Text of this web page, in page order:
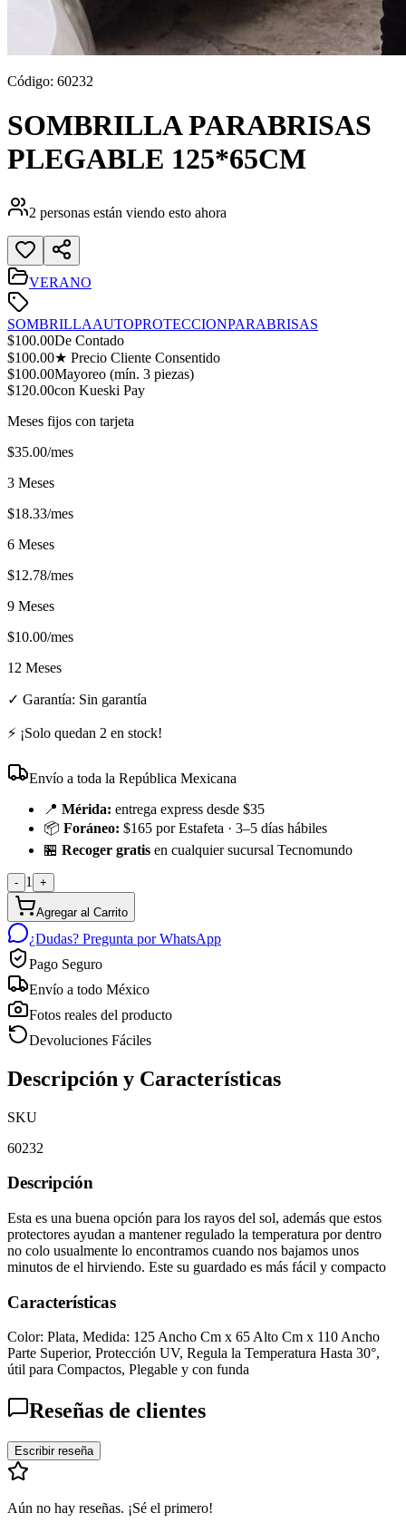
Código: 60232
SOMBRILLA PARABRISAS
PLEGABLE 125*65CM
2 personas están viendo esto ahora
VERANO
SOMBRILLAAUTOPROTECCIONPARABRISAS
$100.00De Contado
$100.00★ Precio Cliente Consentido
$100.00Mayoreo (mín. 3 piezas)
$120.00con Kueski Pay
Meses fijos con tarjeta
$35.00/mes
3 Meses
$18.33/mes
6 Meses
$12.78/mes
9 Meses
$10.00/mes
12 Meses
✓ Garantía: Sin garantía
⚡ ¡Solo quedan 2 en stock!
Envío a toda la República Mexicana
📍 Mérida: entrega express desde $35
📦 Foráneo: $165 por Estafeta · 3–5 días hábiles
🏪 Recoger gratis en cualquier sucursal Tecnomundo
- 1 +
Agregar al Carrito
¿Dudas? Pregunta por WhatsApp
Pago Seguro
Envío a todo México
Fotos reales del producto
Devoluciones Fáciles
Descripción y Características
SKU
60232
Descripción
Esta es una buena opción para los rayos del sol, además que estos
protectores ayudan a mantener regulado la temperatura por dentro
no colo usualmente lo encontramos cuando nos bajamos unos
minutos de el hirviendo. Este su guardado es más fácil y compacto
Características
Color: Plata, Medida: 125 Ancho Cm x 65 Alto Cm x 110 Ancho
Parte Superior, Protección UV, Regula la Temperatura Hasta 30°,
útil para Compactos, Plegable y con funda
Reseñas de clientes
Escribir reseña
Aún no hay reseñas. ¡Sé el primero!